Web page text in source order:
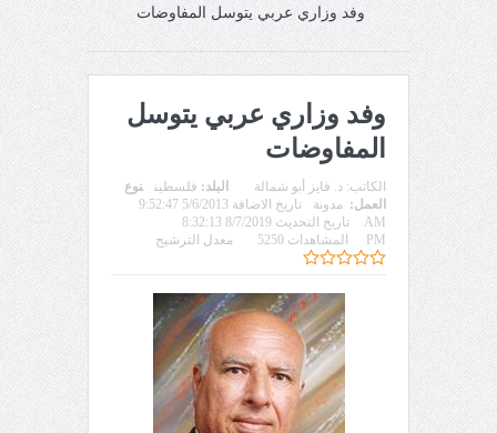
وفد وزاري عربي يتوسل المفاوضات
وفد وزاري عربي يتوسل
المفاوضات
الكاتب: د. فايز أبو شمالة البلد: فلسطين
نوع
العمل: مدونة
تاريخ الاضافة 5/6/2013 9:52:47
AM
تاريخ التحديث 8/7/2019 8:32:13
PM
المشاهدات 5250 معدل الترشيح